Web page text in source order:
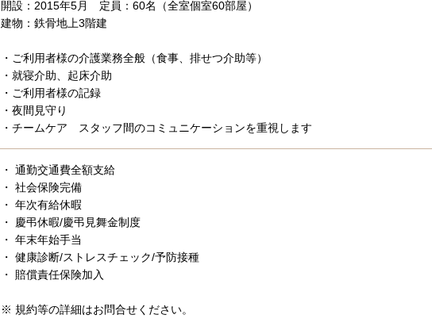
開設：2015年5月 定員：60名（全室個室60部屋）
建物：鉄骨地上3階建
・ご利用者様の介護業務全般（食事、排せつ介助等）
・就寝介助、起床介助
・ご利用者様の記録
・夜間見守り
・チームケア スタッフ間のコミュニケーションを重視します
・ 通勤交通費全額支給
・ 社会保険完備
・ 年次有給休暇
・ 慶弔休暇/慶弔見舞金制度
・ 年末年始手当
・ 健康診断/ストレスチェック/予防接種
・ 賠償責任保険加入
※ 規約等の詳細はお問合せください。